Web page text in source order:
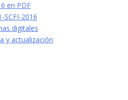
en PDF
SCFI-2016
digitales
y actualización